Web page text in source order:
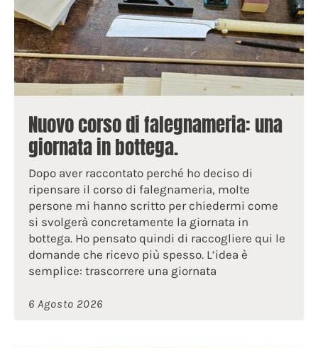
Nuovo corso di falegnameria: una
giornata in bottega.
Dopo aver raccontato perché ho deciso di
ripensare il corso di falegnameria, molte
persone mi hanno scritto per chiedermi come
si svolgerà concretamente la giornata in
bottega. Ho pensato quindi di raccogliere qui le
domande che ricevo più spesso. L’idea è
semplice: trascorrere una giornata
6 Agosto 2026